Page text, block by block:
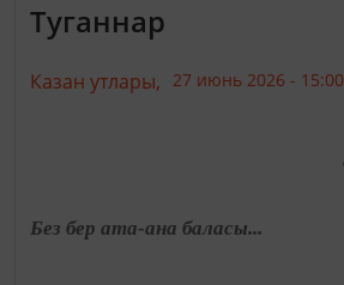
Туганнар
Казан утлары, 27 июнь 2026 - 15:00
Без бер ата-ана баласы...